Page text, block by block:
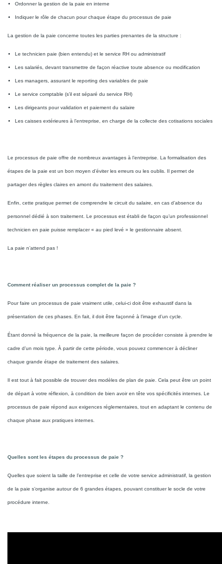
Ordonner la gestion de la paie en interne
Indiquer le rôle de chacun pour chaque étape du processus de paie
La gestion de la paie concerne toutes les parties prenantes de la structure :
Le technicien paie (bien entendu) et le service RH ou administratif
Les salariés, devant transmettre de façon réactive toute absence ou modification
Les managers, assurant le reporting des variables de paie
Le service comptable (s’il est séparé du service RH)
Les dirigeants pour validation et paiement du salaire
Les caisses extérieures à l’entreprise, en charge de la collecte des cotisations sociales
Le processus de paie offre de nombreux avantages à l’entreprise. La formalisation des
étapes de la paie est un bon moyen d’éviter les erreurs ou les oublis. Il permet de
partager des règles claires en amont du traitement des salaires.
Enfin, cette pratique permet de comprendre le circuit du salaire, en cas d’absence du
personnel dédié à son traitement. Le processus est établi de façon qu’un professionnel
technicien en paie puisse remplacer « au pied levé » le gestionnaire absent.
La paie n’attend pas !
Comment réaliser un processus complet de la paie ?
Pour faire un processus de paie vraiment utile, celui-ci doit être exhaustif dans la
présentation de ces phases. En fait, il doit être façonné à l’image d’un cycle.
Étant donné la fréquence de la paie, la meilleure façon de procéder consiste à prendre le
cadre d’un mois type. À partir de cette période, vous pouvez commencer à décliner
chaque grande étape de traitement des salaires.
Il est tout à fait possible de trouver des modèles de plan de paie. Cela peut être un point
de départ à votre réflexion, à condition de bien avoir en tête vos spécificités internes. Le
processus de paie répond aux exigences réglementaires, tout en adaptant le contenu de
chaque phase aux pratiques internes.
Quelles sont les étapes du processus de paie ?
Quelles que soient la taille de l’entreprise et celle de votre service administratif, la gestion
de la paie s’organise autour de 6 grandes étapes, pouvant constituer le socle de votre
procédure interne.